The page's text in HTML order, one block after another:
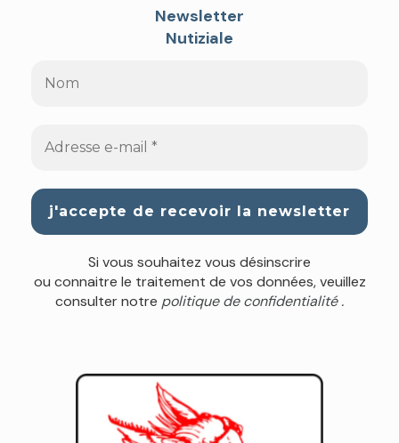
Newsletter
Nutiziale
Si vous souhaitez vous désinscrire
ou connaitre le traitement de vos données, veuillez
consulter notre politique de confidentialité .